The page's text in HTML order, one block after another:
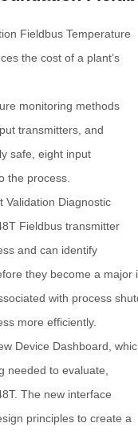
Fieldbus Temperature
the cost of a plant’s
monitoring methods
transmitters, and
safe, eight input
the process.
Validation Diagnostic
Fieldbus transmitter
and can identify
they become a major
with process
more efficiently.
Device Dashboard,
needed to evaluate,
The new interface
principles to create a